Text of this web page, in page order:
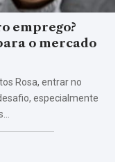
emprego?
o mercado
Rosa, entrar no
especialmente